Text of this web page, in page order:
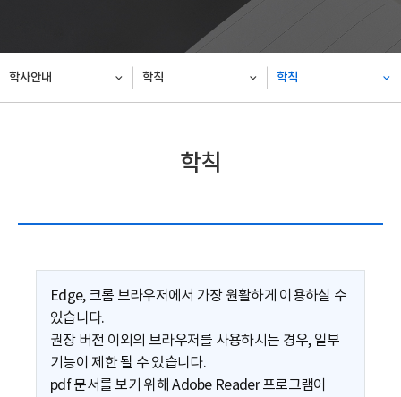
학사안내 학칙 학칙
학칙
Edge, 크롬 브라우저에서 가장 원활하게 이용하실 수
있습니다.
권장 버전 이외의 브라우저를 사용하시는 경우, 일부
기능이 제한 될 수 있습니다.
pdf 문서를 보기 위해 Adobe Reader 프로그램이